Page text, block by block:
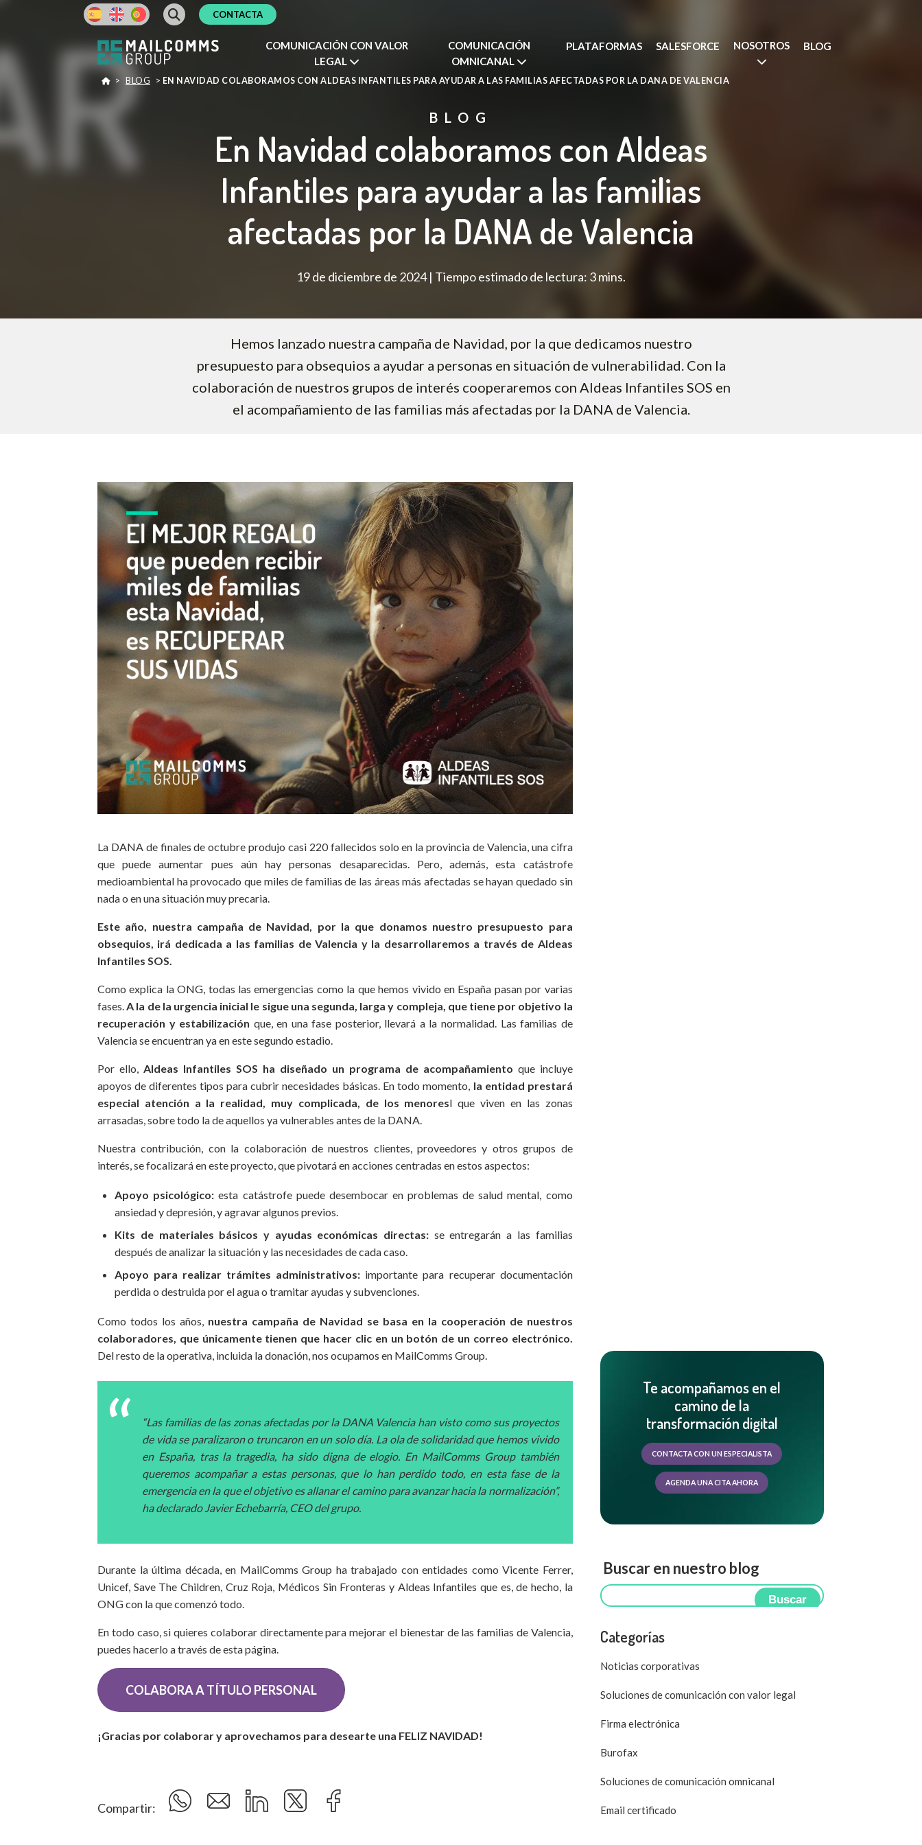
CONTACTA
COMUNICACIÓN CON VALOR
LEGAL
COMUNICACIÓN
OMNICANAL
PLATAFORMAS SALESFORCE NOSOTROS BLOG
> BLOG > EN NAVIDAD COLABORAMOS CON ALDEAS INFANTILES PARA AYUDAR A LAS FAMILIAS AFECTADAS POR LA DANA DE VALENCIA
BLOG
En Navidad colaboramos con Aldeas
Infantiles para ayudar a las familias
afectadas por la DANA de Valencia
19 de diciembre de 2024 | Tiempo estimado de lectura: 3 mins.
Hemos lanzado nuestra campaña de Navidad, por la que dedicamos nuestro
presupuesto para obsequios a ayudar a personas en situación de vulnerabilidad. Con la
colaboración de nuestros grupos de interés cooperaremos con Aldeas Infantiles SOS en
el acompañamiento de las familias más afectadas por la DANA de Valencia.
La DANA de finales de octubre produjo casi 220 fallecidos solo en la provincia de Valencia, una cifra
que puede aumentar pues aún hay personas desaparecidas. Pero, además, esta catástrofe
medioambiental ha provocado que miles de familias de las áreas más afectadas se hayan quedado sin
nada o en una situación muy precaria.
Este año, nuestra campaña de Navidad, por la que donamos nuestro presupuesto para
obsequios, irá dedicada a las familias de Valencia y la desarrollaremos a través de Aldeas
Infantiles SOS.
Como explica la ONG, todas las emergencias como la que hemos vivido en España pasan por varias
fases. A la de la urgencia inicial le sigue una segunda, larga y compleja, que tiene por objetivo la
recuperación y estabilización que, en una fase posterior, llevará a la normalidad. Las familias de
Valencia se encuentran ya en este segundo estadio.
Por ello, Aldeas Infantiles SOS ha diseñado un programa de acompañamiento que incluye
apoyos de diferentes tipos para cubrir necesidades básicas. En todo momento, la entidad prestará
especial atención a la realidad, muy complicada, de los menoresl que viven en las zonas
arrasadas, sobre todo la de aquellos ya vulnerables antes de la DANA.
Nuestra contribución, con la colaboración de nuestros clientes, proveedores y otros grupos de
interés, se focalizará en este proyecto, que pivotará en acciones centradas en estos aspectos:
Apoyo psicológico: esta catástrofe puede desembocar en problemas de salud mental, como
ansiedad y depresión, y agravar algunos previos.
Kits de materiales básicos y ayudas económicas directas: se entregarán a las familias
después de analizar la situación y las necesidades de cada caso.
Apoyo para realizar trámites administrativos: importante para recuperar documentación
perdida o destruida por el agua o tramitar ayudas y subvenciones.
Como todos los años, nuestra campaña de Navidad se basa en la cooperación de nuestros
colaboradores, que únicamente tienen que hacer clic en un botón de un correo electrónico.
Del resto de la operativa, incluida la donación, nos ocupamos en MailComms Group.
“Las familias de las zonas afectadas por la DANA Valencia han visto como sus proyectos
de vida se paralizaron o truncaron en un solo día. La ola de solidaridad que hemos vivido
en España, tras la tragedia, ha sido digna de elogio. En MailComms Group también
queremos acompañar a estas personas, que lo han perdido todo, en esta fase de la
emergencia en la que el objetivo es allanar el camino para avanzar hacia la normalización”,
ha declarado Javier Echebarría, CEO del grupo.
Durante la última década, en MailComms Group ha trabajado con entidades como Vicente Ferrer,
Unicef, Save The Children, Cruz Roja, Médicos Sin Fronteras y Aldeas Infantiles que es, de hecho, la
ONG con la que comenzó todo.
En todo caso, si quieres colaborar directamente para mejorar el bienestar de las familias de Valencia,
puedes hacerlo a través de esta página.
COLABORA A TÍTULO PERSONAL
¡Gracias por colaborar y aprovechamos para desearte una FELIZ NAVIDAD!
Compartir:
Te acompañamos en el
camino de la
transformación digital
CONTACTA CON UN ESPECIALISTA
AGENDA UNA CITA AHORA
Buscar en nuestro blog
Buscar
Categorías
Noticias corporativas
Soluciones de comunicación con valor legal
Firma electrónica
Burofax
Soluciones de comunicación omnicanal
Email certificado